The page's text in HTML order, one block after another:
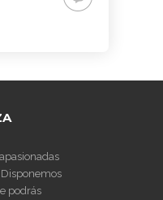
20.15H
podrás